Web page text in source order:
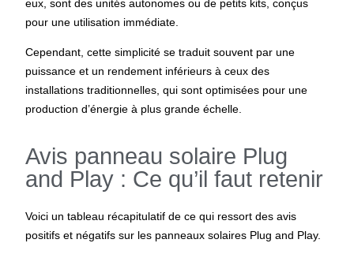
eux, sont des unités autonomes ou de petits kits, conçus
pour une utilisation immédiate.
Cependant, cette simplicité se traduit souvent par une
puissance et un rendement inférieurs à ceux des
installations traditionnelles, qui sont optimisées pour une
production d’énergie à plus grande échelle.
Avis panneau solaire Plug
and Play : Ce qu’il faut retenir
Voici un tableau récapitulatif de ce qui ressort des avis
positifs et négatifs sur les panneaux solaires Plug and Play.